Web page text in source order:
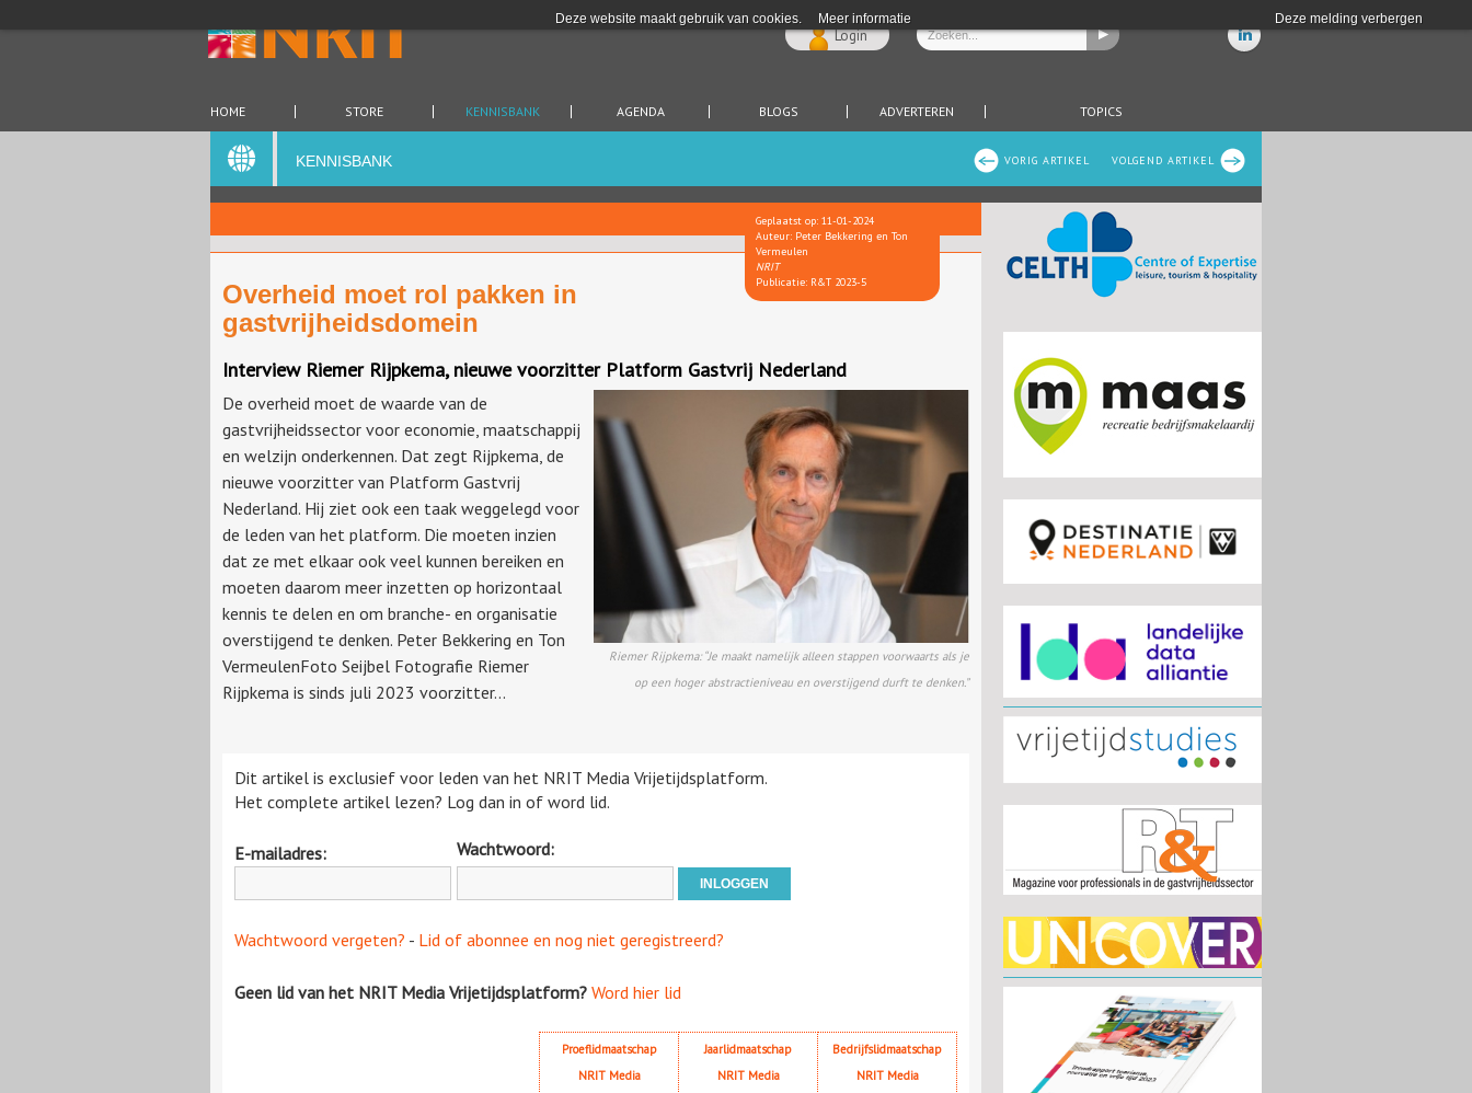
Deze website maakt gebruik van cookies. Meer informatie Deze melding verbergen
Login
HOME STORE KENNISBANK AGENDA BLOGS ADVERTEREN TOPICS
VOLGEND ARTIKEL
VORIG ARTIKEL
KENNISBANK
Geplaatst op: 11-01-2024
Auteur: Peter Bekkering en Ton
Vermeulen
NRIT
Publicatie: R&T 2023-5
Overheid moet rol pakken in
gastvrijheidsdomein
Interview Riemer Rijpkema, nieuwe voorzitter Platform Gastvrij Nederland
Riemer Rijpkema: “Je maakt namelijk alleen stappen voorwaarts als je
op een hoger abstractieniveau en overstijgend durft te denken.”
De overheid moet de waarde van de
gastvrijheidssector voor economie, maatschappij
en welzijn onderkennen. Dat zegt Rijpkema, de
nieuwe voorzitter van Platform Gastvrij
Nederland. Hij ziet ook een taak weggelegd voor
de leden van het platform. Die moeten inzien
dat ze met elkaar ook veel kunnen bereiken en
moeten daarom meer inzetten op horizontaal
kennis te delen en om branche- en organisatie
overstijgend te denken. Peter Bekkering en Ton
VermeulenFoto Seijbel Fotografie Riemer
Rijpkema is sinds juli 2023 voorzitter...
Dit artikel is exclusief voor leden van het NRIT Media Vrijetijdsplatform.
Het complete artikel lezen? Log dan in of word lid.
E-mailadres: Wachtwoord:
Wachtwoord vergeten? - Lid of abonnee en nog niet geregistreerd?
Geen lid van het NRIT Media Vrijetijdsplatform? Word hier lid
Proeflidmaatschap
NRIT Media
Jaarlidmaatschap
NRIT Media
Bedrijfslidmaatschap
NRIT Media